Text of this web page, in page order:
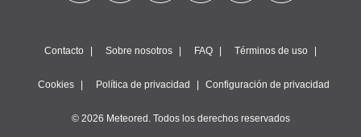
Contacto Sobre nosotros FAQ Términos de uso
Cookies Política de privacidad Configuración de privacidad
© 2026 Meteored. Todos los derechos reservados